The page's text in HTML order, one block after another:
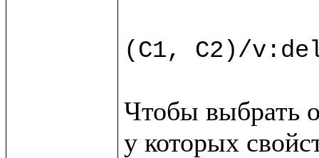
(C1, C2)/
Чтобы выбрать
у которых